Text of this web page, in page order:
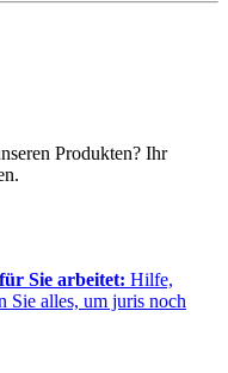
Produkten? Ihr
Sie arbeitet: Hilfe,
Sie alles, um juris noch